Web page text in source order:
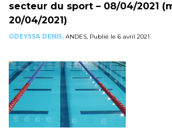
secteur du sport – 08/04/2021
20/04/2021)
ODEYSSA DENIS, ANDES, Publié le 6 avril 2021